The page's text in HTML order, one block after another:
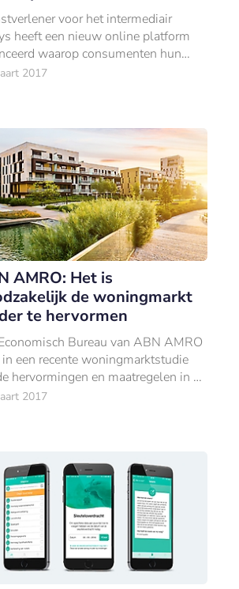
voor het intermediair
heeft een nieuw online platform
waarop consumenten hun
kunnen afsluiten – zelf of met
2017
AMRO: Het is
de woningmarkt
te hervormen
Bureau van ABN AMRO
een recente woningmarktstudie
hervormingen en maatregelen in de
verder moeten worden
2017